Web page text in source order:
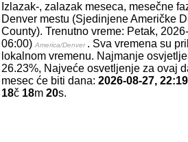
Izlazak-, zalazak meseca, mesečne
Denver mestu (Sjedinjene Američke
County). Trenutno vreme: Petak,
06:00) America/Denver . Sva vremena su
lokalnom vremenu. Najmanje
26.23%, Najveće osvetljenje za ovaj
mesec će biti dana: 2026-08-27, 22:19
18č 18m 20s.